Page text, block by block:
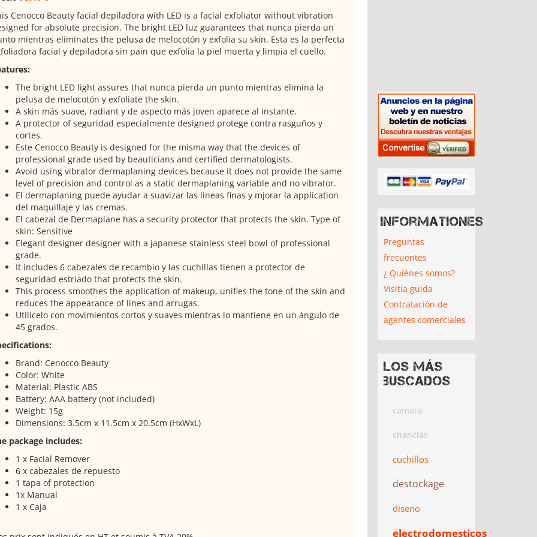
Cenocco Beauty facial depiladora with LED is a facial exfoliator without vibration
for absolute precision. The bright LED luz guarantees that nunca pierda un
mientras eliminates the pelusa de melocotón y exfolia su skin. Esta es la perfecta
facial y depiladora sin pain que exfolia la piel muerta y limpia el cuello.
The bright LED light assures that nunca pierda un punto mientras elimina la
pelusa de melocotón y exfoliate the skin.
A skin más suave, radiant y de aspecto más joven aparece al instante.
A protector of seguridad especialmente designed protege contra rasguños y
cortes.
Este Cenocco Beauty is designed for the misma way that the devices of
professional grade used by beauticians and certified dermatologists.
Avoid using vibrator dermaplaning devices because it does not provide the same
level of precision and control as a static dermaplaning variable and no vibrator.
El dermaplaning puede ayudar a suavizar las líneas finas y mjorar la application
del maquillaje y las cremas.
El cabezal de Dermaplane has a security protector that protects the skin. Type of
skin: Sensitive
Elegant designer designer with a japanese stainless steel bowl of professional
grade.
It includes 6 cabezales de recambio y las cuchillas tienen a protector de
seguridad estriado that protects the skin.
This process smoothes the application of makeup, unifies the tone of the skin and
reduces the appearance of lines and arrugas.
Utilícelo con movimientos cortos y suaves mientras lo mantiene en un ángulo de
45 grados.
Brand: Cenocco Beauty
Color: White
Material: Plastic ABS
Battery: AAA battery (not included)
Weight: 15g
Dimensions: 3.5cm x 11.5cm x 20.5cm (HxWxL)
package includes:
1 x Facial Remover
6 x cabezales de repuesto
1 tapa of protection
1x Manual
1 x Caja
Informationes
Preguntas
frecuentes
¿ Quiénes somos?
Visitia guida
Contratación de
agentes comerciales
Los más
buscados
camara
chanclas
cuchillos
destockage
diseno
electrodomesticos